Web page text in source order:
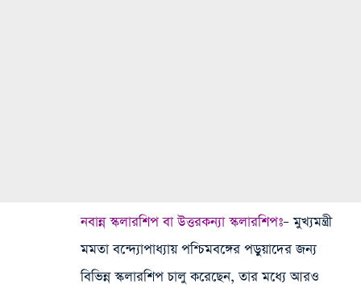
নবান্ন স্কলারশিপ বা উত্তরকন্যা স্কলারশিপঃ– মুখ্যমন্ত্রী
মমতা বন্দ্যোপাধ্যায় পশ্চিমবঙ্গের পড়ুয়াদের জন্য
বিভিন্ন স্কলারশিপ চালু করেছেন, তার মধ্যে আরও